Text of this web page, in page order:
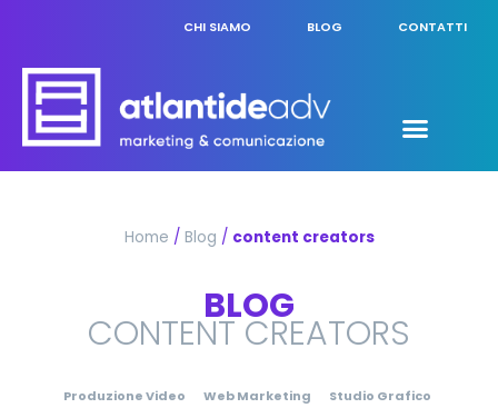
CHI SIAMO BLOG CONTATTI
Home / Blog / content creators
BLOG
CONTENT CREATORS
Produzione Video Web Marketing Studio Grafico